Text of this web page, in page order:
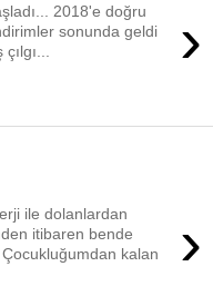
›
2018'e doğru
sonunda geldi
›
ile dolanlardan
itibaren bende
kalan